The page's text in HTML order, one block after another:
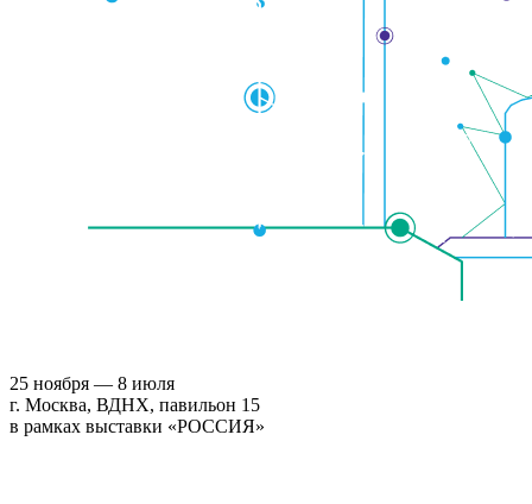
25 ноября — 8 июля
г. Москва, ВДНХ, павильон 15
в рамках выставки «РОССИЯ»